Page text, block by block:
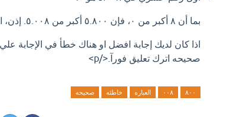
بما أن ٨ أكبر من ٠، فإن ٥.٨٠٠ أكبر من ٥.٠٠٨. إذن، العبارة "٥.٨٠٠ < ٥.٠٠٨" هي خاطئة.
صحيحه اترك تعليق فورآ.</p>
٨٠٠ ٠٠٨ العباره خاطئه صحيحه